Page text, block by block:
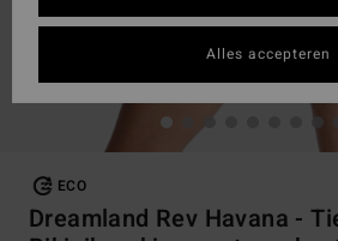
ECO
Dreamland Rev Havana -
Alles accepteren